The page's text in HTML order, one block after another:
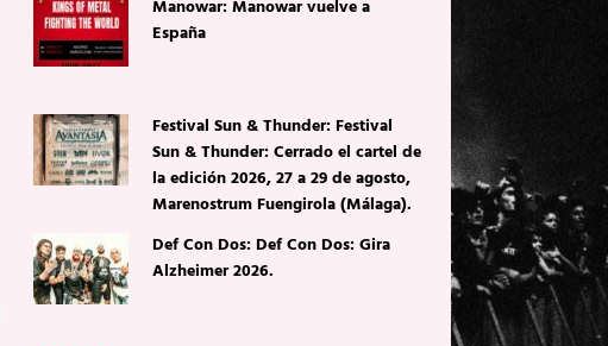
Manowar: Manowar vuelve a
España
Festival Sun & Thunder: Festival
Sun & Thunder: Cerrado el cartel de
la edición 2026, 27 a 29 de agosto,
Marenostrum Fuengirola (Málaga).
Def Con Dos: Def Con Dos: Gira
Alzheimer 2026.